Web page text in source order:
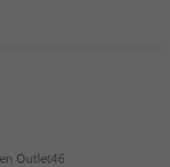
Outlet46